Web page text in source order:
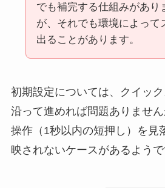
でも補完する仕組みがあり
が、それでも環境によって
出ることがあります。
初期設定については、クイッ
沿って進めれば問題ありませ
操作（1秒以内の短押し）を見
映されないケースがあるようで